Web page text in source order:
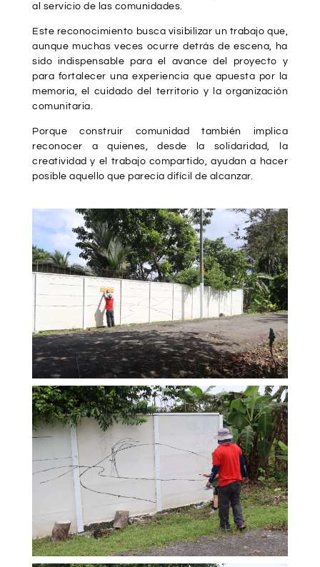
al servicio de las comunidades.
Este reconocimiento busca visibilizar un trabajo que,
aunque muchas veces ocurre detrás de escena, ha
sido indispensable para el avance del proyecto y
para fortalecer una experiencia que apuesta por la
memoria, el cuidado del territorio y la organización
comunitaria.
Porque construir comunidad también implica
reconocer a quienes, desde la solidaridad, la
creatividad y el trabajo compartido, ayudan a hacer
posible aquello que parecía difícil de alcanzar.